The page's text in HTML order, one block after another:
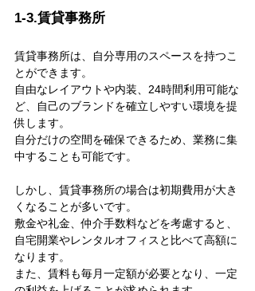
1-3.賃貸事務所
賃貸事務所は、自分専用のスペースを持つこ
とができます。
自由なレイアウトや内装、24時間利用可能な
ど、自己のブランドを確立しやすい環境を提
供します。
自分だけの空間を確保できるため、業務に集
中することも可能です。
しかし、賃貸事務所の場合は初期費用が大き
くなることが多いです。
敷金や礼金、仲介手数料などを考慮すると、
自宅開業やレンタルオフィスと比べて高額に
なります。
また、賃料も毎月一定額が必要となり、一定